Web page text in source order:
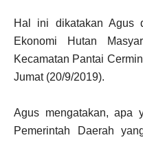
Hal ini dikatakan Agus
Ekonomi Hutan
Kecamatan Pantai
Jumat (20/9/2019).
Agus mengatakan, apa
Pemerintah Daerah